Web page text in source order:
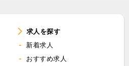
求人を探す
新着求人
おすすめ求人